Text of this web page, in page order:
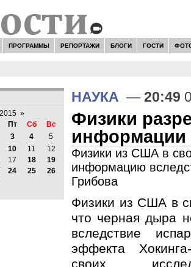
ПРОГРАММЫ РЕПОРТАЖИ БЛОГИ ГОСТИ
»
Пт Сб
Вс
3 4
5
10 11
12
17 18
19
24 25
26
НАУКА — 20:49
Физики
информации
Физики из США в
информацию
Грибова
Физики из США в
что черная дыра
вследствие
эффекта
своих